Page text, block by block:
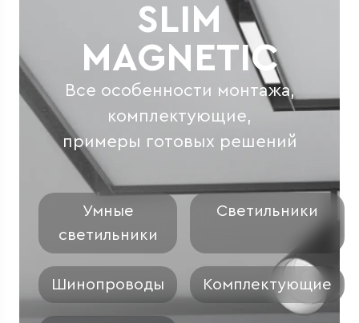
SLIM
MAGNETIC
Все особенности монтажа,
комплектующие,
примеры готовых решений
Умные
светильники
Светильники
Шинопроводы Комплектующие